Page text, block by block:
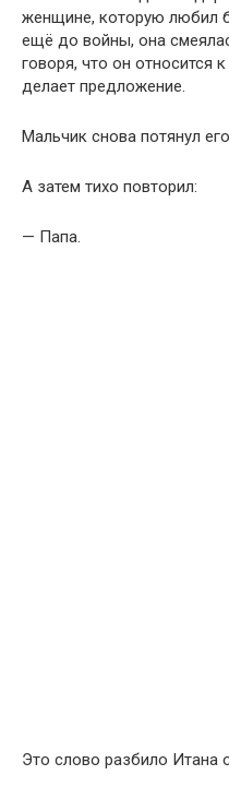
женщине, которую любил
ещё до войны, она
говоря, что он относится
делает предложение.
Мальчик снова потянул
А затем тихо повторил:
— Папа.
Это слово разбило Итана